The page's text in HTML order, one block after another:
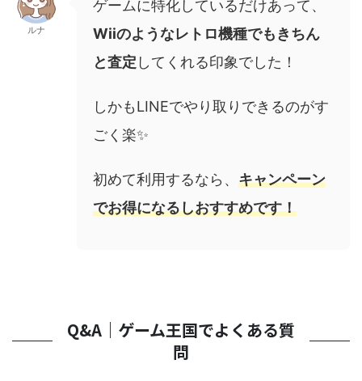
ルナ
ゲームに特化しているだけあって、
Wiiのようなレトロ機種でもきちん
と査定 してくれる印象でした！
しかもLINEでやり取りできるのがす
ごく楽✨
初めて利用するなら、 キャンペーン
でお得になるしおすすめです！
Q&A｜ゲーム王国でよくある質
問